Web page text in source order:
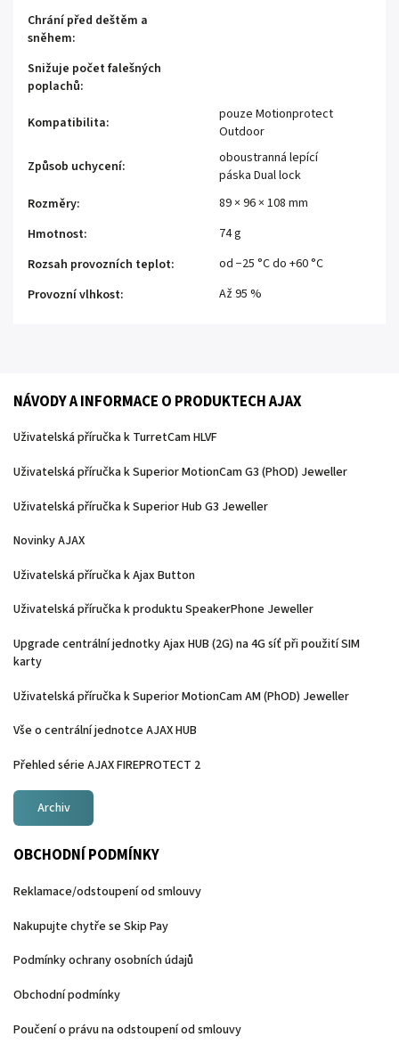
Chrání před deštěm a
sněhem:
Snižuje počet falešných
poplachů:
Kompatibilita:
pouze Motionprotect
Outdoor
Způsob uchycení:
oboustranná lepící
páska Dual lock
Rozměry:
89 × 96 × 108 mm
Hmotnost:
74 g
Rozsah provozních teplot:
od −25 °C do +60 °C
Provozní vlhkost: Až 95 %
NÁVODY A INFORMACE O PRODUKTECH AJAX
Uživatelská příručka k TurretCam HLVF
Uživatelská příručka k Superior MotionCam G3 (PhOD) Jeweller
Uživatelská příručka k Superior Hub G3 Jeweller
Novinky AJAX
Uživatelská příručka k Ajax Button
Uživatelská příručka k produktu SpeakerPhone Jeweller
Upgrade centrální jednotky Ajax HUB (2G) na 4G síť při použití SIM
karty
Uživatelská příručka k Superior MotionCam AM (PhOD) Jeweller
Vše o centrální jednotce AJAX HUB
Přehled série AJAX FIREPROTECT 2
Archiv
OBCHODNÍ PODMÍNKY
Reklamace/odstoupení od smlouvy
Nakupujte chytře se Skip Pay
Podmínky ochrany osobních údajů
Obchodní podmínky
Poučení o právu na odstoupení od smlouvy